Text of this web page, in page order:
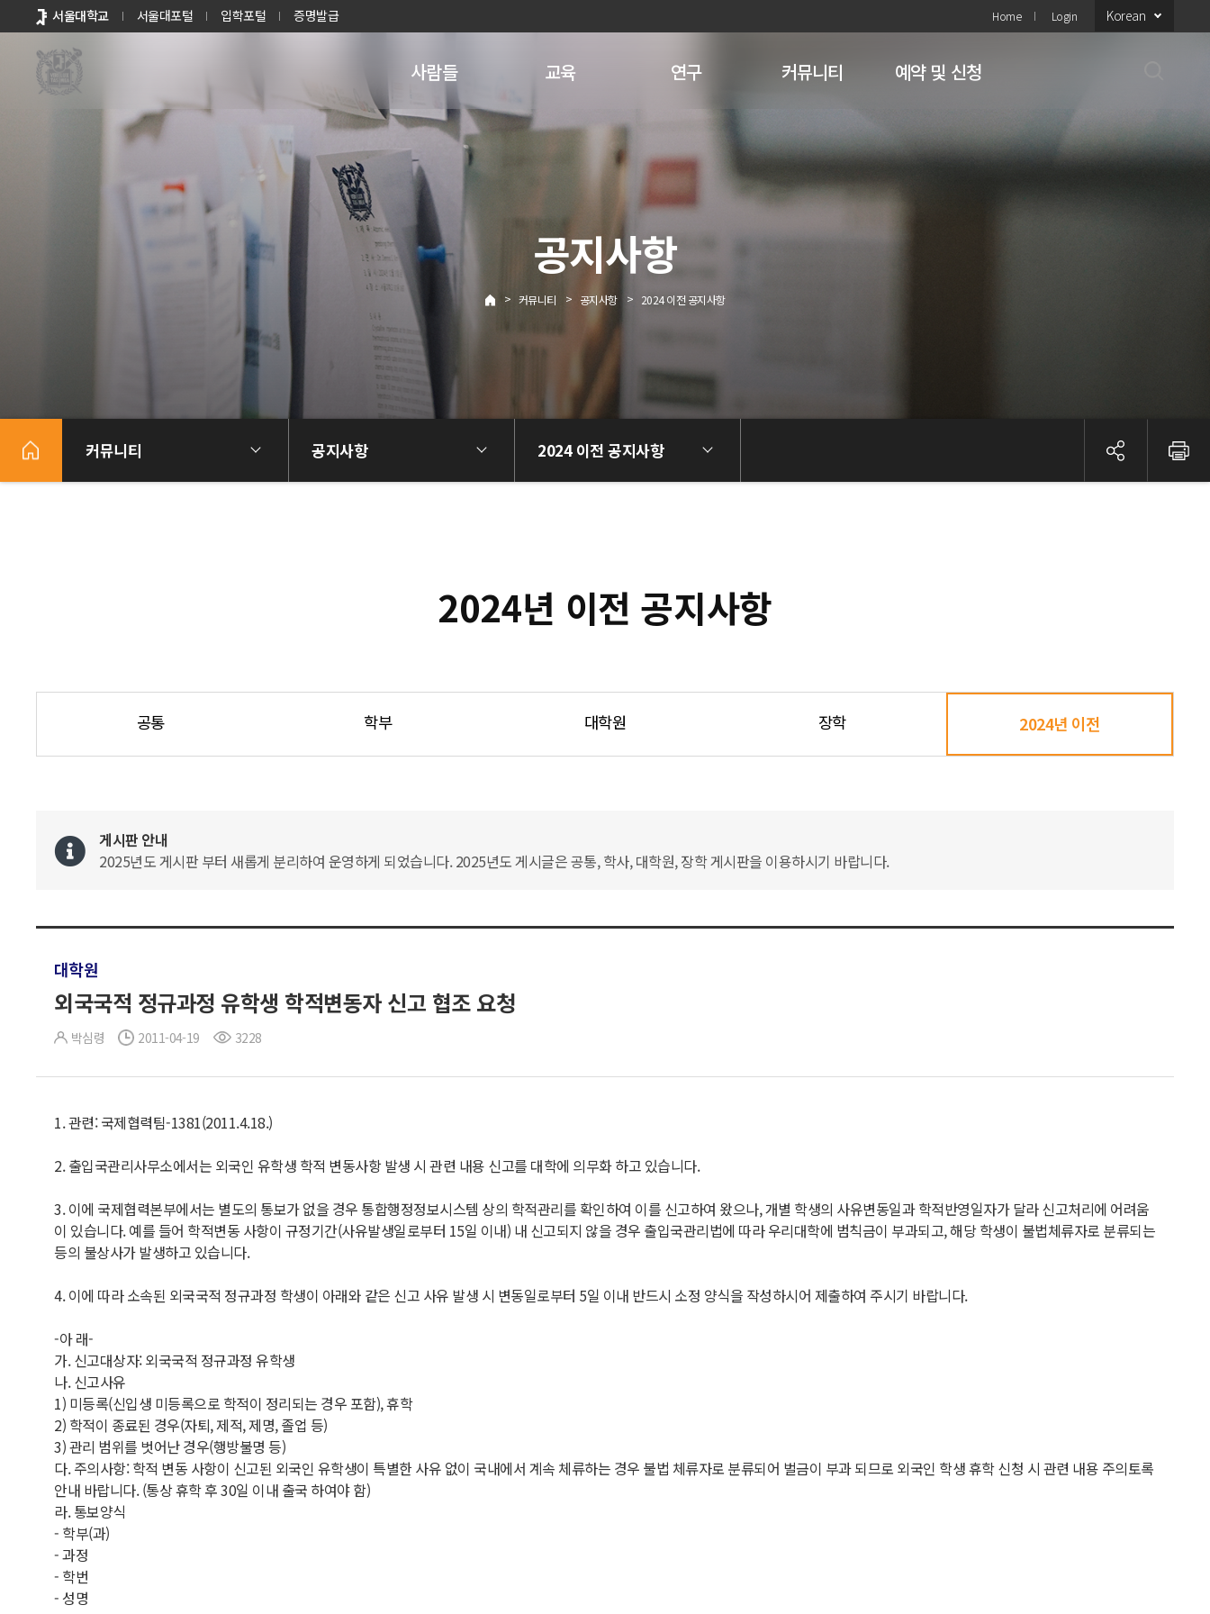
바로가기
메뉴
서울대학교 서울대포털 입학포털 증명발급 Home Login Korean
사람들 교육 연구 커뮤니티 예약 및 신청
공지사항
> 커뮤니티 > 공지사항 > 2024 이전 공지사항
커뮤니티 공지사항 2024 이전 공지사항
2024년 이전 공지사항
공통 학부 대학원 장학 2024년 이전
게시판 안내
2025년도 게시판 부터 새롭게 분리하여 운영하게 되었습니다. 2025년도 게시글은 공통, 학사, 대학원, 장학 게시판을 이용하시기 바랍니다.
대학원
외국국적 정규과정 유학생 학적변동자 신고 협조 요청
박심령 2011-04-19 3228
1. 관련: 국제협력팀-1381(2011.4.18.)
2. 출입국관리사무소에서는 외국인 유학생 학적 변동사항 발생 시 관련 내용 신고를 대학에 의무화 하고 있습니다.
3. 이에 국제협력본부에서는 별도의 통보가 없을 경우 통합행정정보시스템 상의 학적관리를 확인하여 이를 신고하여 왔으나, 개별 학생의 사유변동일과 학적반영일자가 달라 신고처리에 어려움
이 있습니다. 예를 들어 학적변동 사항이 규정기간(사유발생일로부터 15일 이내) 내 신고되지 않을 경우 출입국관리법에 따라 우리대학에 범칙금이 부과되고, 해당 학생이 불법체류자로 분류되는
등의 불상사가 발생하고 있습니다.
4. 이에 따라 소속된 외국국적 정규과정 학생이 아래와 같은 신고 사유 발생 시 변동일로부터 5일 이내 반드시 소정 양식을 작성하시어 제출하여 주시기 바랍니다.
-아 래-
가. 신고대상자: 외국국적 정규과정 유학생
나. 신고사유
1) 미등록(신입생 미등록으로 학적이 정리되는 경우 포함), 휴학
2) 학적이 종료된 경우(자퇴, 제적, 제명, 졸업 등)
3) 관리 범위를 벗어난 경우(행방불명 등)
다. 주의사항: 학적 변동 사항이 신고된 외국인 유학생이 특별한 사유 없이 국내에서 계속 체류하는 경우 불법 체류자로 분류되어 벌금이 부과 되므로 외국인 학생 휴학 신청 시 관련 내용 주의토록
안내 바랍니다. (통상 휴학 후 30일 이내 출국 하여야 함)
라. 통보양식
- 학부(과)
- 과정
- 학번
- 성명